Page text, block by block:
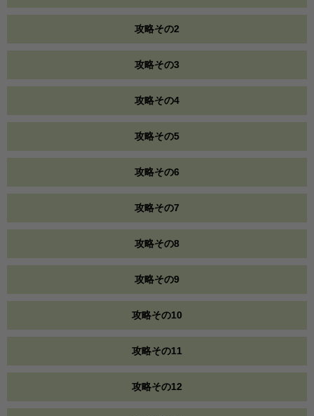
攻略その2
攻略その3
攻略その4
攻略その5
攻略その6
攻略その7
攻略その8
攻略その9
攻略その10
攻略その11
攻略その12